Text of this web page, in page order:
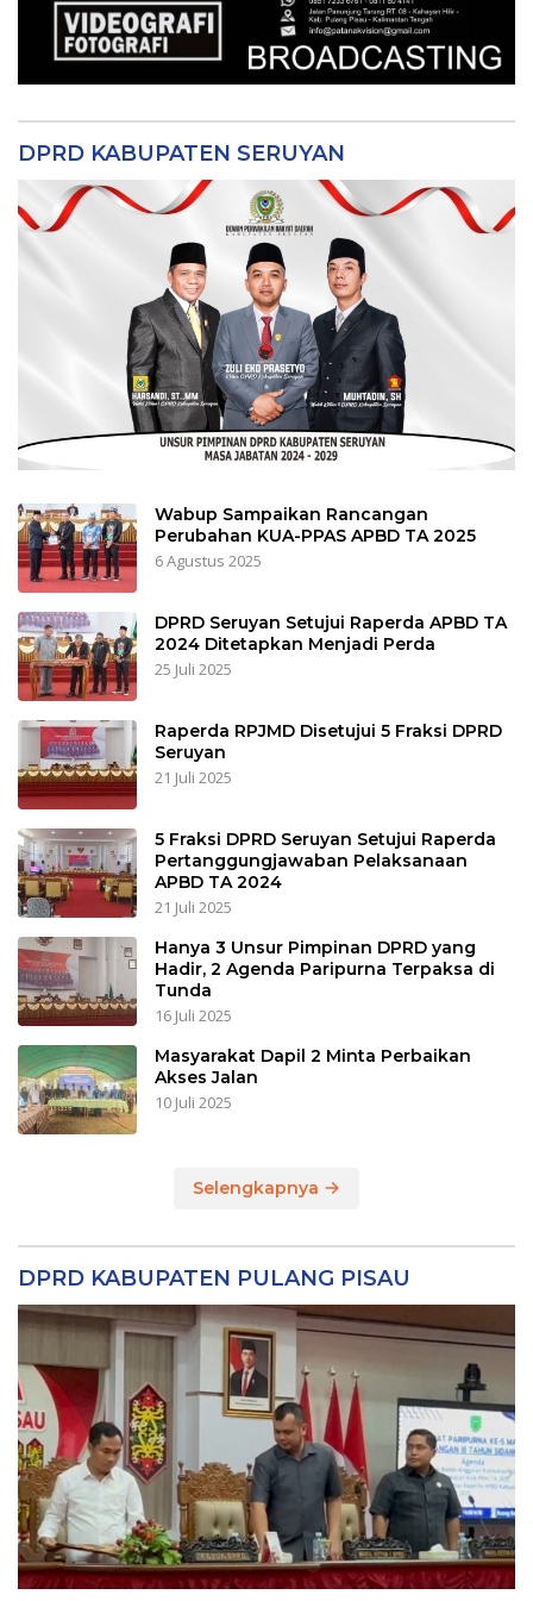
DPRD KABUPATEN SERUYAN
Wabup Sampaikan Rancangan
Perubahan KUA-PPAS APBD TA 2025
6 Agustus 2025
DPRD Seruyan Setujui Raperda APBD TA
2024 Ditetapkan Menjadi Perda
25 Juli 2025
Raperda RPJMD Disetujui 5 Fraksi DPRD
Seruyan
21 Juli 2025
5 Fraksi DPRD Seruyan Setujui Raperda
Pertanggungjawaban Pelaksanaan
APBD TA 2024
21 Juli 2025
Hanya 3 Unsur Pimpinan DPRD yang
Hadir, 2 Agenda Paripurna Terpaksa di
Tunda
16 Juli 2025
Masyarakat Dapil 2 Minta Perbaikan
Akses Jalan
10 Juli 2025
Selengkapnya
DPRD KABUPATEN PULANG PISAU